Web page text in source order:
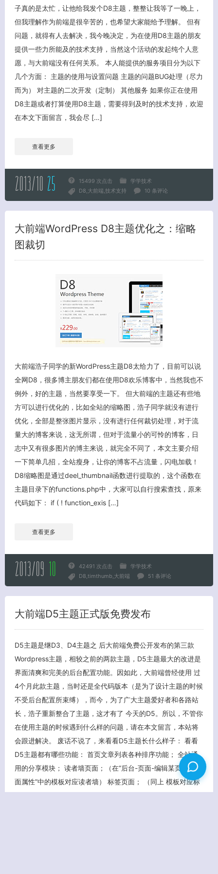
子真的是太忙，让他给我发个D8主题，整整让我等了一晚上，
但我理解作为前端是很辛苦的，也希望大家能给予理解。 但有
问题，就得有人去解决，我今晚决定，为在使用D8主题的朋友
提供一些力所能及的技术支持，当然这个活动的发起纯个人意
愿，与大前端没有任何关系。 本人能提供的服务项目分为以下
几个方面： 主题的使用与设置问题 主题的问题BUG处理（尽力
而为） 对主题的二次开发（定制） 其他服务 如果你正在使用
D8主题或者打算使用D8主题，需要得到及时的技术支持，欢迎
在本文下面留言，我会尽 […]
查看更多
2013/10 25 15499 次点击
学学技术
D8 大前端 技术支持 10 条评论
大前端WordPress D8主题优化之：缩略
图裁切
大前端浩子同学的新WordPress主题D8太给力了，目前可以说
全网D8，很多博主朋友们都在使用D8欢乐博客中，当然我也不
例外，好的主题，当然要享受一下。 但大前端的主题还有些地
方可以进行优化的，比如全站的缩略图，浩子同学就没有进行
优化，全部是整张图片显示，没有进行任何裁切处理，对于流
量大的博客来说，这无所谓，但对于流量小的可怜的博客，日
志中又有很多图片的博主来说，就完全不同了，本文主要介绍
一下简单几招，全站瘦身，让你的博客不占流量，闪电加载！
D8缩略图是通过deel_thumbnail函数进行提取的，这个函数在
主题目录下的functions.php中，大家可以自行搜索查找，原来
代码如下： if ( ! function_exis […]
查看更多
2013/09 10 42491 次点击
学学技术
D8 timthumb 大前端 51 条评论
大前端D5主题正式版免费发布
D5主题是继D3、D4主题之 后大前端免费公开发布的第三款
Wordpress主题，相较之前的两款主题，D5主题最大的改进是
界面清爽和完美的后台配置功能。因如此，大前端曾经使用 过
4个月此款主题，当时还是全代码版本（是为了设计主题的时候
不受后台配置所束缚），而今，为了广大主题爱好者和各路站
长，浩子重新整合了主题，这才有了 今天的D5。所以，不管你
在使用主题的时候遇到什么样的问题，请在本文留言，本站将
会跟进解决。 废话不说了，来看看D5主题长什么样子： 看看
D5主题都有哪些功能： 首页文章列表各种排序功能； 全站通
用的分享模块； 读者墙页面；（在“后台-页面-编辑某页面-页
面属性”中的模板对应读者墙） 标签页面； （同上 模板对应标